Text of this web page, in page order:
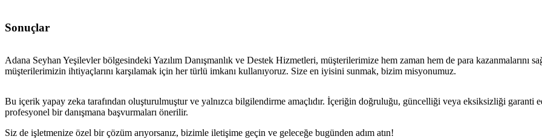
Sonuçlar
Adana Seyhan Yeşilevler bölgesindeki Yazılım Danışmanlık ve Destek Hizmetleri, müşterilerimize hem zaman hem de para
müşterilerimizin ihtiyaçlarını karşılamak için her türlü imkanı kullanıyoruz. Size en iyisini sunmak, bizim misyonumuz.
Bu içerik yapay zeka tarafından oluşturulmuştur ve yalnızca bilgilendirme amaçlıdır. İçeriğin doğruluğu, güncelliği veya eksiksizliği
profesyonel bir danışmana başvurmaları önerilir.
Siz de işletmenize özel bir çözüm arıyorsanız, bizimle iletişime geçin ve geleceğe bugünden adım atın!